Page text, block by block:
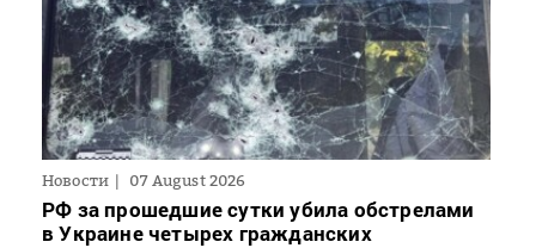
Новости 07 August 2026
РФ за прошедшие сутки убила обстрелами
в Украине четырех гражданских